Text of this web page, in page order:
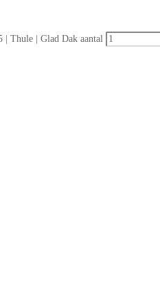
| Thule | Glad Dak aantal